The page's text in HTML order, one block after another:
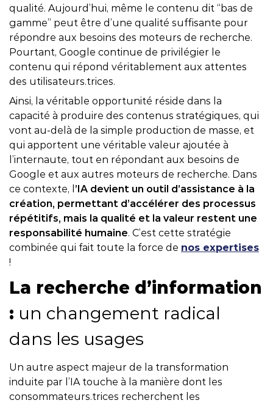
qualité. Aujourd’hui, même le contenu dit “bas de
gamme” peut être d’une qualité suffisante pour
répondre aux besoins des moteurs de recherche.
Pourtant, Google continue de privilégier le
contenu qui répond véritablement aux attentes
des utilisateurs.trices.
Ainsi, la véritable opportunité réside dans la
capacité à produire des contenus stratégiques, qui
vont au-delà de la simple production de masse, et
qui apportent une véritable valeur ajoutée à
l’internaute, tout en répondant aux besoins de
Google et aux autres moteurs de recherche. Dans
ce contexte, l ’IA devient un outil d’assistance à la
création, permettant d’accélérer des processus
répétitifs, mais la qualité et la valeur restent une
responsabilité humaine. C’est cette stratégie
combinée qui fait toute la force de nos expertises
!
La recherche d’information
: un changement radical
dans les usages
Un autre aspect majeur de la transformation
induite par l’IA touche à la manière dont les
consommateurs.trices recherchent les